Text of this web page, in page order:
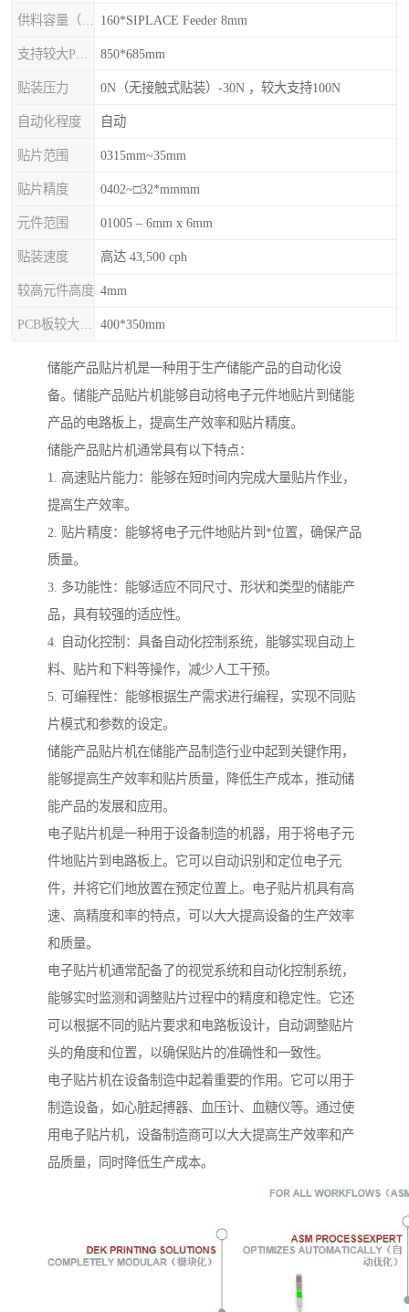
160*SIPLACE Feeder 8mm
850*685mm
贴装压力 0N（无接触式贴装）-30N ，较大支持100N
自动化程度 自动
贴片范围 0315mm~35mm
贴片精度 0402~□32*mmmm
元件范围 01005 – 6mm x 6mm
贴装速度 高达 43,500 cph
较高元件高度 4mm
400*350mm
储能产品贴片机是一种用于生产储能产品的自动化设
备。储能产品贴片机能够自动将电子元件地贴片到储能
产品的电路板上，提高生产效率和贴片精度。
储能产品贴片机通常具有以下特点：
1. 高速贴片能力：能够在短时间内完成大量贴片作业，
提高生产效率。
2. 贴片精度：能够将电子元件地贴片到*位置，确保产品
质量。
3. 多功能性：能够适应不同尺寸、形状和类型的储能产
品，具有较强的适应性。
4. 自动化控制：具备自动化控制系统，能够实现自动上
料、贴片和下料等操作，减少人工干预。
5. 可编程性：能够根据生产需求进行编程，实现不同贴
片模式和参数的设定。
储能产品贴片机在储能产品制造行业中起到关键作用，
能够提高生产效率和贴片质量，降低生产成本，推动储
能产品的发展和应用。
电子贴片机是一种用于设备制造的机器，用于将电子元
件地贴片到电路板上。它可以自动识别和定位电子元
件，并将它们地放置在预定位置上。电子贴片机具有高
速、高精度和率的特点，可以大大提高设备的生产效率
和质量。
电子贴片机通常配备了的视觉系统和自动化控制系统，
能够实时监测和调整贴片过程中的精度和稳定性。它还
可以根据不同的贴片要求和电路板设计，自动调整贴片
头的角度和位置，以确保贴片的准确性和一致性。
电子贴片机在设备制造中起着重要的作用。它可以用于
制造设备，如心脏起搏器、血压计、血糖仪等。通过使
用电子贴片机，设备制造商可以大大提高生产效率和产
品质量，同时降低生产成本。